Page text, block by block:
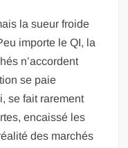
la sueur froide
importe le QI, la
n’accordent
se paie
se fait rarement
encaissé les
des marchés